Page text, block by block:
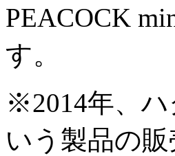
PEACOCK
す。
※2014年、
いう製品の